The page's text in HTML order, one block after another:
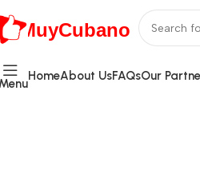
MuyCubano
HomeAbout UsFAQsOur